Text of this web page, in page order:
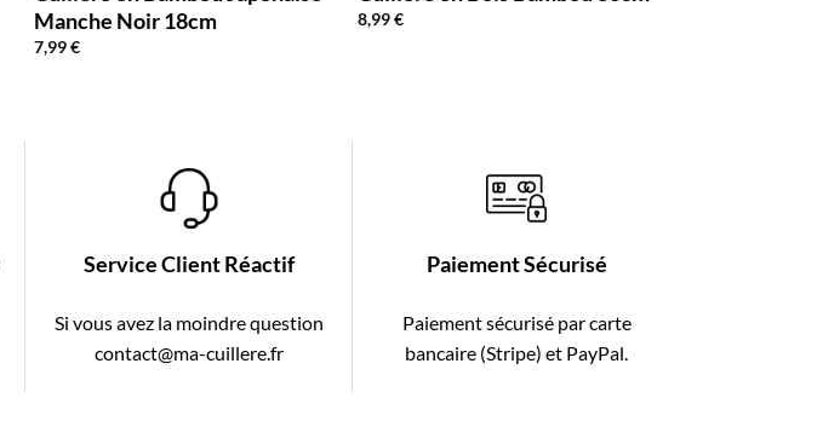
Manche Noir 18cm
7,99€
8,99€
Service Client Réactif
Si vous avez la moindre question
contact@ma-cuillere.fr
Paiement Sécurisé
Paiement sécurisé par carte
bancaire (Stripe) et PayPal.